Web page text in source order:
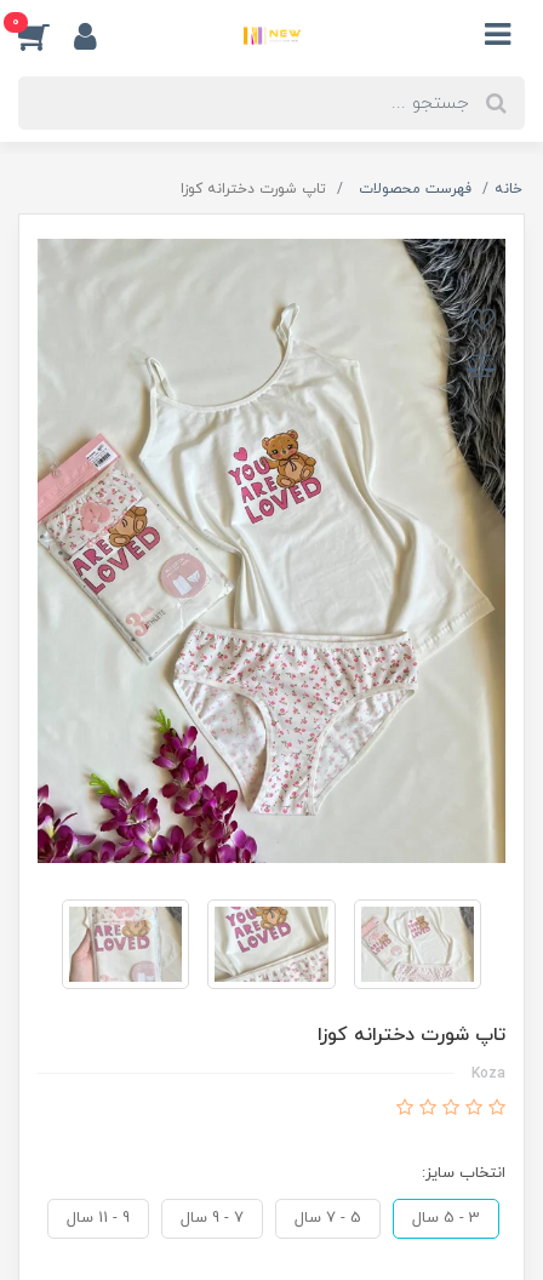
0
خانه فهرست محصولات تاپ شورت دخترانه کوزا
تاپ شورت دخترانه کوزا
Koza
انتخاب سایز:
3 - 5 سال 5 - 7 سال 7 - 9 سال 9 - 11 سال